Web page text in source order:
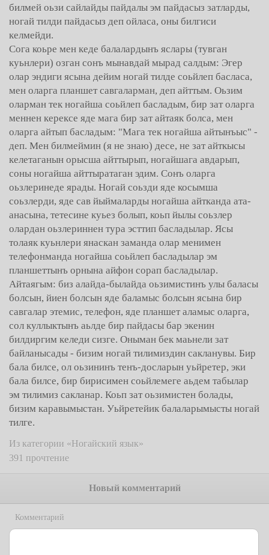
билмей оьзи сайлайды пайдалы эм пайдасыз затларды,
ногай тилди пайдасыз деп ойласа, оны билгиси
келмейди.
Сога коьре мен кеде балалардынъ яслары (тувган
куьнлери) озган сонъ мынавдай мырад салдым: Эгер
олар эндиги ясына дейим ногай тилде соьйлеп басласа,
мен оларга планшет савгаларман, деп айттым. Оьзим
оларман тек ногайша соьйлеп басладым, бир зат оларга
меннен керексе яде мага бир зат айтаяк болса, мен
оларга айтып басладым: "Мага тек ногайша айтынъыс" -
деп. Мен билмеймин (я не знаю) десе, не зат айткысы
келетаганын орысша айттырып, ногайшага авдарып,
соны ногайша айттыратаган эдим. Сонъ оларга
оьзлеринеде ярады. Ногай соьзди яде косымша
соьзлерди, яде сав йыймаларды ногайша айтканда ата-
анасына, тетесине куьез болып, коьп йылы соьзлер
олардан оьзлериннен тура эсттип басладылар. Ясы
толаяк куьнлери янаскан заманда олар менимен
телефонманда ногайша соьйлеп басладылар эм
планшеттынъ орнына айфон сорап басладылар.
Айтаягым: биз алайда-былайда оьзимистинъ улы баласы
болсын, йиен болсын яде баламыс болсын ясына бир
савгалар этемис, телефон, яде планшет аламыс оларга,
сол куллыктынъ аьлде бир пайдасы бар экенин
билдиргим келеди сизге. Оныман бек маьнели зат
байланысады - бизим ногай тилимиздин сакланувы. Бир
бала билсе, ол оьзининъ тенъ-досларын уьйретер, эки
бала билсе, бир бирисимен соьйлемеге аьдем табылар
эм тилимиз сакланар. Коьп зат оьзимистен болады,
бизим каравымыстан. Уьйретейик балаларымысты ногай
тилге.
Из категории «Ногайский язык»
391 прочтение
Новый комментарий
Комментарий